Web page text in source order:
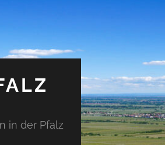
in der Pfalz